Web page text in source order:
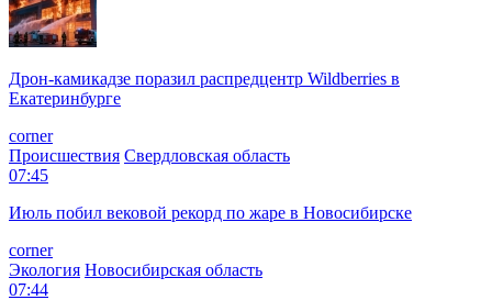
Дрон-камикадзе поразил распредцентр Wildberries в
Екатеринбурге
corner
Происшествия Свердловская область
07:45
Июль побил вековой рекорд по жаре в Новосибирске
corner
Экология Новосибирская область
07:44